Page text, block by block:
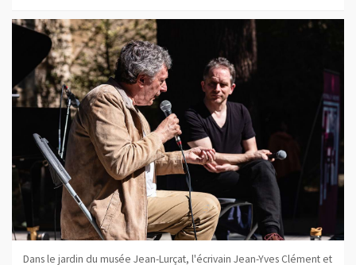
Dans le jardin du musée Jean-Lurçat, l'écrivain Jean-Yves Clément et